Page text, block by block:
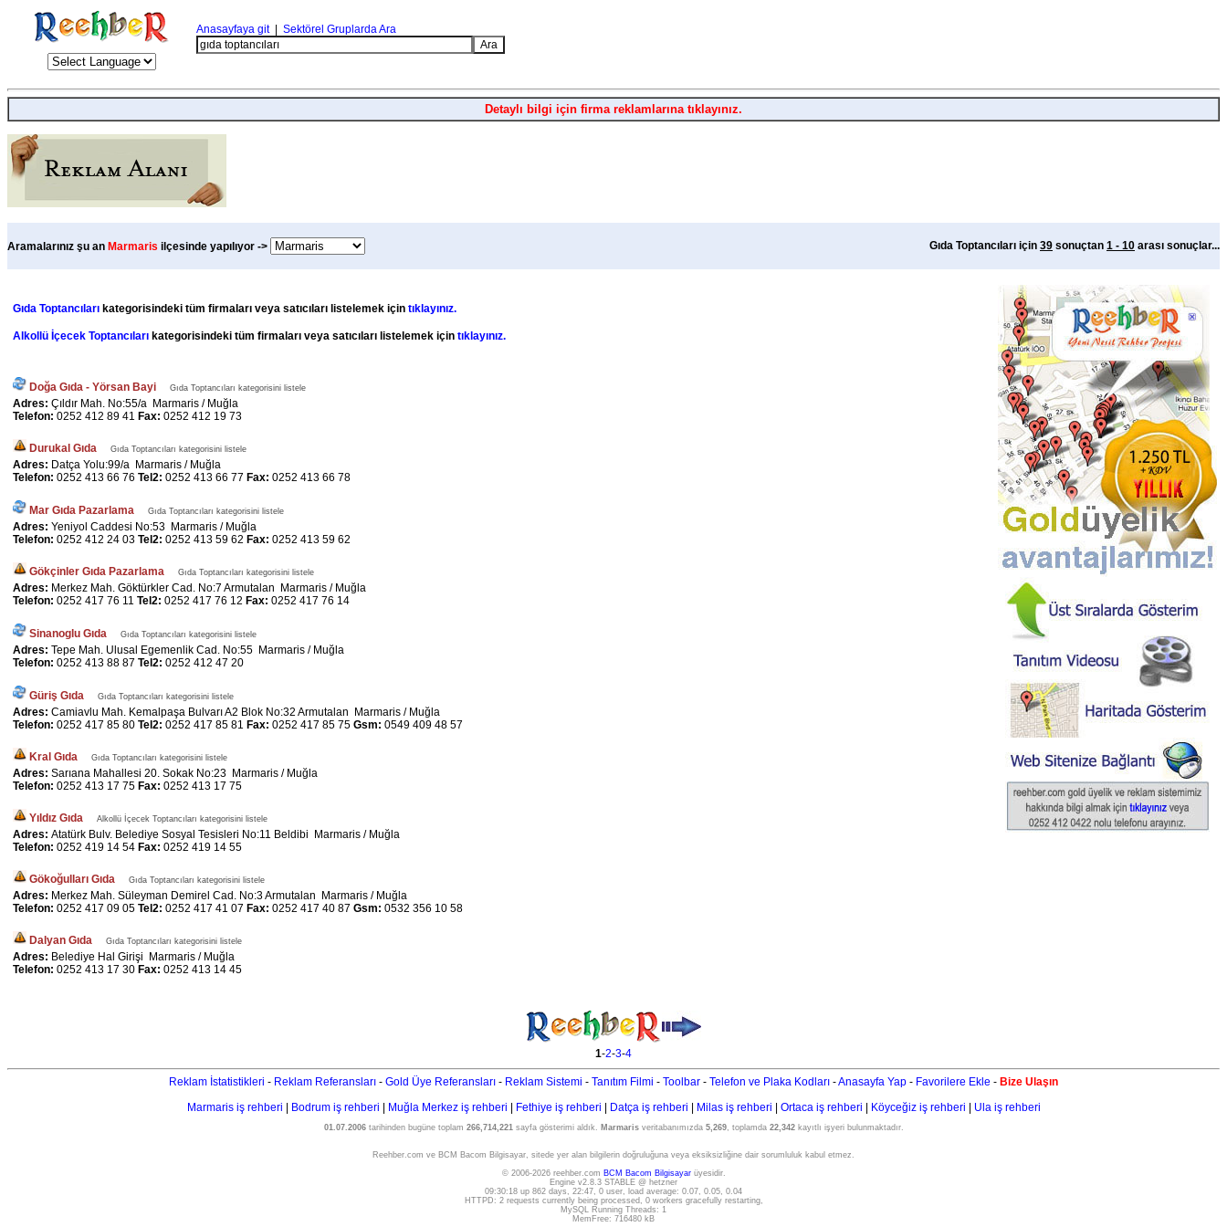
Anasayfaya git| Sektörel Gruplarda Ara
Detaylı bilgi için firma reklamlarına tıklayınız.
Aramalarınız şu an Marmaris ilçesinde yapılıyor -> Gıda Toptancıları için 39 sonuçtan 1 - 10 arası sonuçlar...
Gıda Toptancıları kategorisindeki tüm firmaları veya satıcıları listelemek için tıklayınız.
Alkollü İçecek Toptancıları kategorisindeki tüm firmaları veya satıcıları listelemek için tıklayınız.
Doğa Gıda - Yörsan Bayi Gıda Toptancıları kategorisini listele
Adres: Çıldır Mah. No:55/a Marmaris / Muğla
Telefon: 0252 412 89 41 Fax: 0252 412 19 73
Durukal Gıda Gıda Toptancıları kategorisini listele
Adres: Datça Yolu:99/a Marmaris / Muğla
Telefon: 0252 413 66 76 Tel2: 0252 413 66 77 Fax: 0252 413 66 78
Mar Gıda Pazarlama Gıda Toptancıları kategorisini listele
Adres: Yeniyol Caddesi No:53 Marmaris / Muğla
Telefon: 0252 412 24 03 Tel2: 0252 413 59 62 Fax: 0252 413 59 62
Gökçinler Gıda Pazarlama Gıda Toptancıları kategorisini listele
Adres: Merkez Mah. Göktürkler Cad. No:7 Armutalan Marmaris / Muğla
Telefon: 0252 417 76 11 Tel2: 0252 417 76 12 Fax: 0252 417 76 14
Sinanoglu Gıda Gıda Toptancıları kategorisini listele
Adres: Tepe Mah. Ulusal Egemenlik Cad. No:55 Marmaris / Muğla
Telefon: 0252 413 88 87 Tel2: 0252 412 47 20
Güriş Gıda Gıda Toptancıları kategorisini listele
Adres: Camiavlu Mah. Kemalpaşa Bulvarı A2 Blok No:32 Armutalan Marmaris / Muğla
Telefon: 0252 417 85 80 Tel2: 0252 417 85 81 Fax: 0252 417 85 75 Gsm: 0549 409 48 57
Kral Gıda Gıda Toptancıları kategorisini listele
Adres: Sarıana Mahallesi 20. Sokak No:23 Marmaris / Muğla
Telefon: 0252 413 17 75 Fax: 0252 413 17 75
Yıldız Gıda Alkollü İçecek Toptancıları kategorisini listele
Adres: Atatürk Bulv. Belediye Sosyal Tesisleri No:11 Beldibi Marmaris / Muğla
Telefon: 0252 419 14 54 Fax: 0252 419 14 55
Gökoğulları Gıda Gıda Toptancıları kategorisini listele
Adres: Merkez Mah. Süleyman Demirel Cad. No:3 Armutalan Marmaris / Muğla
Telefon: 0252 417 09 05 Tel2: 0252 417 41 07 Fax: 0252 417 40 87 Gsm: 0532 356 10 58
Dalyan Gıda Gıda Toptancıları kategorisini listele
Adres: Belediye Hal Girişi Marmaris / Muğla
Telefon: 0252 413 17 30 Fax: 0252 413 14 45
1-2-3-4
Reklam İstatistikleri - Reklam Referansları - Gold Üye Referansları - Reklam Sistemi - Tanıtım Filmi - Toolbar - Telefon ve Plaka Kodları -Anasayfa Yap - Favorilere Ekle - Bize Ulaşın
Marmaris iş rehberi
Bodrum iş rehberi Muğla Merkez iş rehberi Fethiye iş rehberi Datça iş rehberi Milas iş rehberi Ortaca iş rehberi Köyceğiz iş rehberi Ula iş rehberi
01.07.2006tarihinden bugüne toplam 266,714,221sayfa gösterimi aldık. Marmarisveritabanımızda 5,269, toplamda 22,342kayıtlı işyeri bulunmaktadır.
Reehber.com ve BCM Bacom Bilgisayar, sitede yer alan bilgilerin doğruluğuna veya eksiksizliğine dair sorumluluk kabul etmez.
© 2006-2026 reehber.com BCM Bacom Bilgisayarüyesidir.
Engine v2.8.3 STABLE @ hetzner
09:30:18 up 862 days, 22:47, 0 user, load average: 0.07, 0.05, 0.04
HTTPD: 2 requests currently being processed, 0 workers gracefully restarting,
MySQL Running Threads: 1
MemFree: 716480 kB